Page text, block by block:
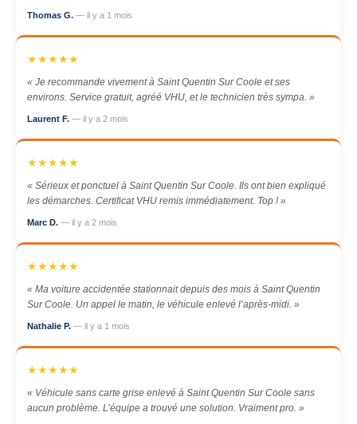
Thomas G. — il y a 1 mois
★★★★★
« Je recommande vivement à Saint Quentin Sur Coole et ses
environs. Service gratuit, agréé VHU, et le technicien très sympa. »
Laurent F. — il y a 2 mois
★★★★★
« Sérieux et ponctuel à Saint Quentin Sur Coole. Ils ont bien expliqué
les démarches. Certificat VHU remis immédiatement. Top ! »
Marc D. — il y a 2 mois
★★★★★
« Ma voiture accidentée stationnait depuis des mois à Saint Quentin
Sur Coole. Un appel le matin, le véhicule enlevé l’après-midi. »
Nathalie P. — il y a 1 mois
★★★★★
« Véhicule sans carte grise enlevé à Saint Quentin Sur Coole sans
aucun problème. L’équipe a trouvé une solution. Vraiment pro. »